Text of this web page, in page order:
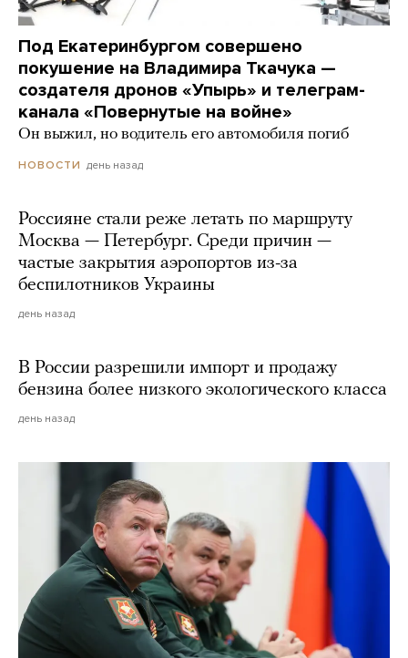
Под Екатеринбургом совершено
покушение на Владимира Ткачука —
создателя дронов «Упырь» и телеграм-
канала «Повернутые на войне»
Он выжил, но водитель его автомобиля погиб
НОВОСТИ день назад
Россияне стали реже летать по маршруту
Москва — Петербург. Среди причин —
частые закрытия аэропортов из-за
беспилотников Украины
день назад
В России разрешили импорт и продажу
бензина более низкого экологического класса
день назад